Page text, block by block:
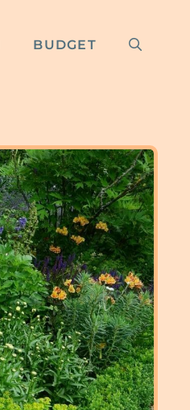
BUDGET